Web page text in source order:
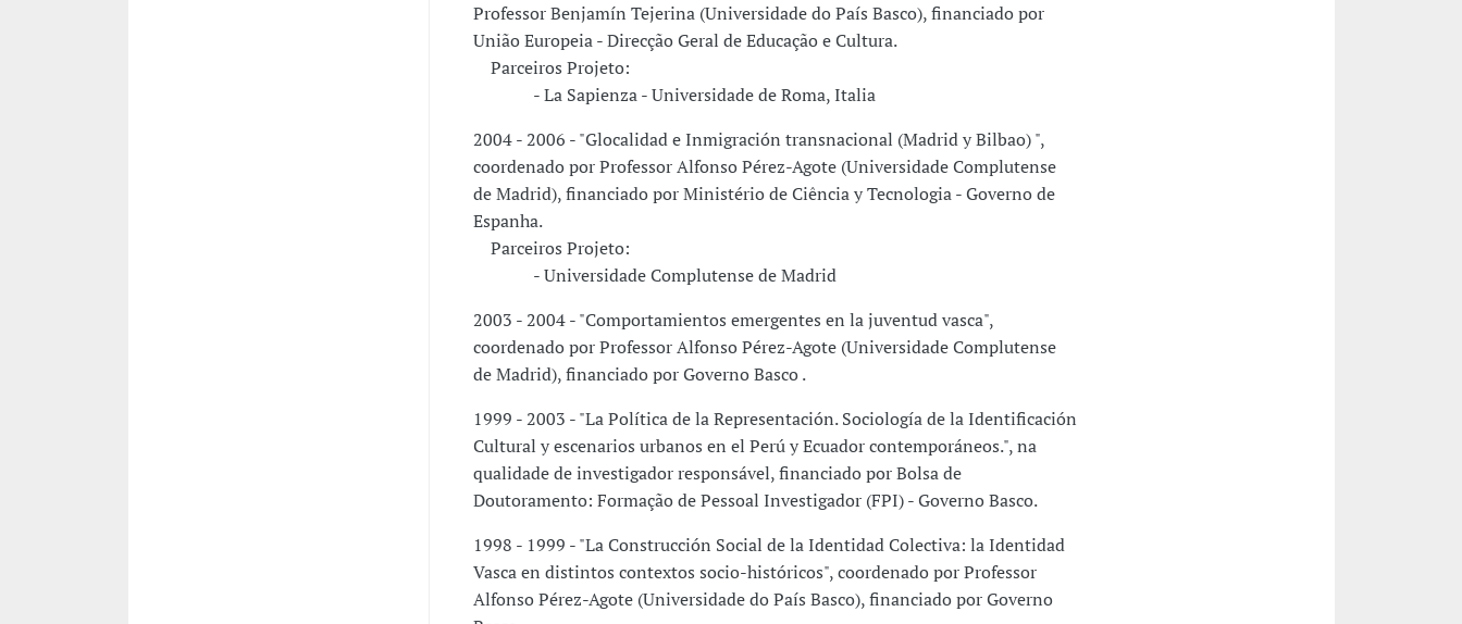
Professor Benjamín Tejerina (Universidade do País Basco), financiado por
União Europeia - Direcção Geral de Educação e Cultura.
Parceiros Projeto:
- La Sapienza - Universidade de Roma, Italia
2004 - 2006 - "Glocalidad e Inmigración transnacional (Madrid y Bilbao) ",
coordenado por Professor Alfonso Pérez-Agote (Universidade Complutense
de Madrid), financiado por Ministério de Ciência y Tecnologia - Governo de
Espanha.
Parceiros Projeto:
- Universidade Complutense de Madrid
2003 - 2004 - "Comportamientos emergentes en la juventud vasca",
coordenado por Professor Alfonso Pérez-Agote (Universidade Complutense
de Madrid), financiado por Governo Basco .
1999 - 2003 - "La Política de la Representación. Sociología de la Identificación
Cultural y escenarios urbanos en el Perú y Ecuador contemporáneos.", na
qualidade de investigador responsável, financiado por Bolsa de
Doutoramento: Formação de Pessoal Investigador (FPI) - Governo Basco.
1998 - 1999 - "La Construcción Social de la Identidad Colectiva: la Identidad
Vasca en distintos contextos socio-históricos", coordenado por Professor
Alfonso Pérez-Agote (Universidade do País Basco), financiado por Governo